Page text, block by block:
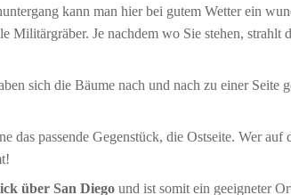
kann man hier bei gutem Wetter ein
Militärgräber. Je nachdem wo Sie stehen,
sich die Bäume nach und nach zu einer Seite
das passende Gegenstück, die Ostseite. Wer
über San Diego und ist somit ein geeigneter